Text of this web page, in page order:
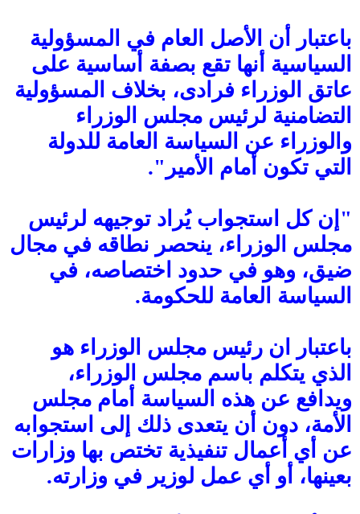
باعتبار أن الأصل العام في المسؤولية
السياسية أنها تقع بصفة أساسية على
عاتق الوزراء فرادى، بخلاف المسؤولية
التضامنية لرئيس مجلس الوزراء
والوزراء عن السياسة العامة للدولة
التي تكون أمام الأمير".
"إن كل استجواب يُراد توجيهه لرئيس
مجلس الوزراء، ينحصر نطاقه في مجال
ضيق، وهو في حدود اختصاصه، في
السياسة العامة للحكومة.
باعتبار ان رئيس مجلس الوزراء هو
الذي يتكلم باسم مجلس الوزراء،
ويدافع عن هذه السياسة أمام مجلس
الأمة، دون أن يتعدى ذلك إلى استجوابه
عن أي أعمال تنفيذية تختص بها وزارات
بعينها، أو أي عمل لوزير في وزارته.